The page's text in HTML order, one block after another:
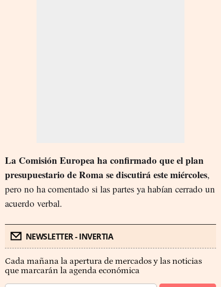
La Comisión Europea ha confirmado que el plan
presupuestario de Roma se discutirá este miércoles,
pero no ha comentado si las partes ya habían cerrado un
acuerdo verbal.
NEWSLETTER - INVERTIA
Cada mañana la apertura de mercados y las noticias
que marcarán la agenda económica